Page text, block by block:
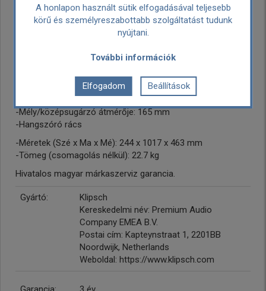
-Impedancia: 8 Ohm
-Minimum frekvencia átvitel: 38 Hz
-Maximum frekvencia átvitel: 21000 Hz
-Rendszer (hangolás módja): hátsó bass-reflex
-Magas sugárzó anyaga: Aluminum
-Mély/középsugárzó anyaga: Rézbevonat
-Magassugárzó átmérője: 25 mm
-Mély/középsugárzó átmérője: 165 mm
-Hangszóró rács
-Méretek (Szé x Ma x Mé): 244 x 1017 x 463 mm
-Tömeg (csomagolás nélkül): 22.7 kg
Hivatalos magyar márkaszerviz garancia.
Gyártó:
Klipsch
Kereskedelmi név: Premium Audio
Company EMEA B.V.
Postai cím: Kapteynstraat 1, 2201BB
Noordwijk, Netherlands
Weboldal: https://www.klipsch.com
A honlapon használt sütik elfogadásával teljesebb
körű és személyreszabottabb szolgáltatást tudunk
nyújtani.
További információk
Elfogadom Beállítások